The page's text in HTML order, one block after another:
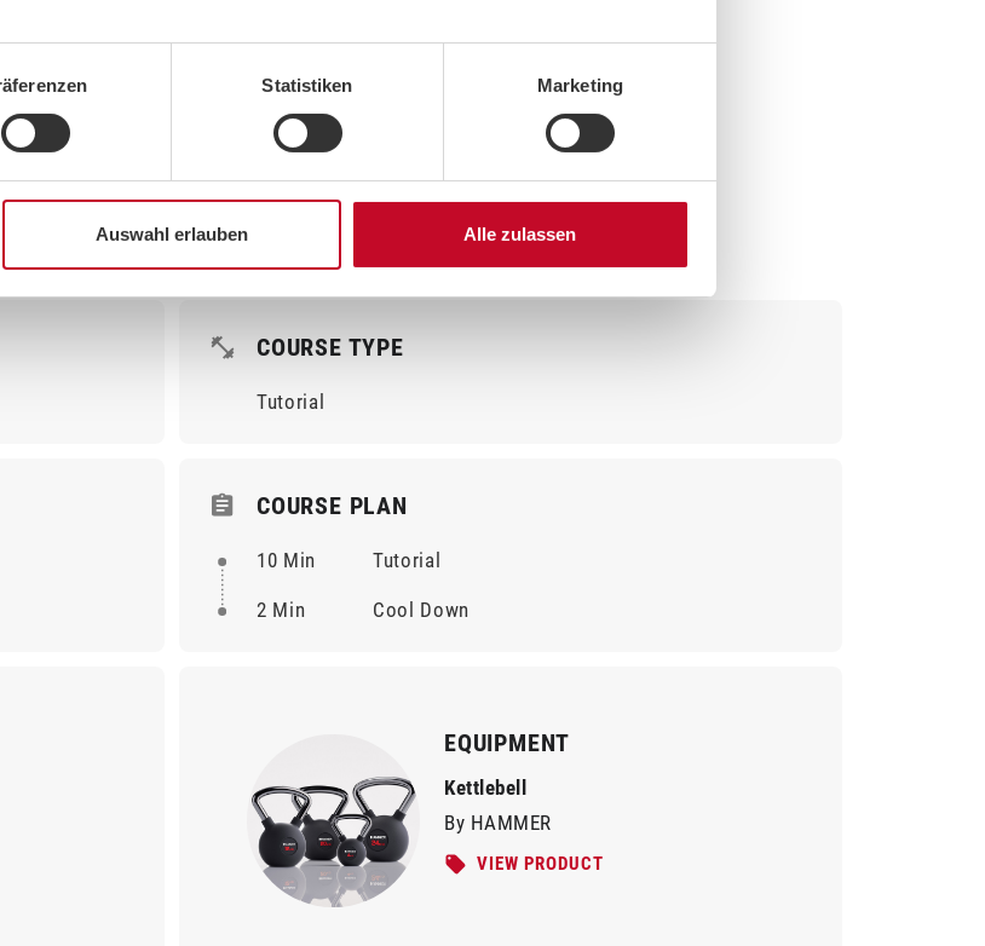
Statistiken Marketing
Auswahl erlauben Alle zulassen
Patrick worauf es beim Kettlebell-Training ankommt
fundamental sind.
COURSE TYPE
Tutorial
COURSE PLAN
10 Min Tutorial
2 Min Cool Down
EQUIPMENT
Kettlebell
By HAMMER
VIEW PRODUCT